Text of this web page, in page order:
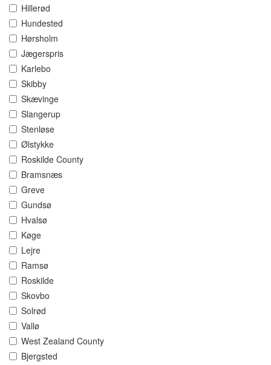
Hillerød
Hundested
Hørsholm
Jægerspris
Karlebo
Skibby
Skævinge
Slangerup
Stenløse
Ølstykke
Roskilde County
Bramsnæs
Greve
Gundsø
Hvalsø
Køge
Lejre
Ramsø
Roskilde
Skovbo
Solrød
Vallø
West Zealand County
Bjergsted